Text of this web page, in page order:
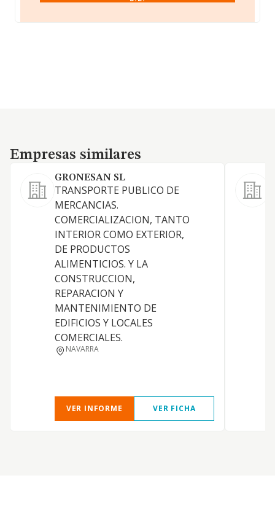
Empresas similares
Empresas similares
GRONESAN SL
TRANSPORTE PUBLICO DE
MERCANCIAS.
COMERCIALIZACION, TANTO
INTERIOR COMO EXTERIOR,
DE PRODUCTOS
ALIMENTICIOS. Y LA
CONSTRUCCION,
REPARACION Y
MANTENIMIENTO DE
EDIFICIOS Y LOCALES
COMERCIALES.
NAVARRA
VER INFORME VER FICHA